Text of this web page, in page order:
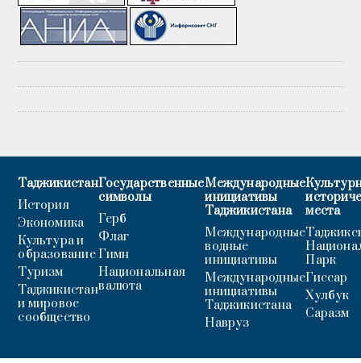
Таджикистан
История
Экономика
Культура и
образование
Туризм
Таджикистан
и мировое
сообщество
Государственные
символы
Герб
Флаг
Гимн
Национальная
валюта
Международные
инициативы
Таджикистана
Международные
водные
инициативы
Международные
инициативы
Таджикистана
Навруз
места
Парк
Гиссар
Хулбук
Саразм